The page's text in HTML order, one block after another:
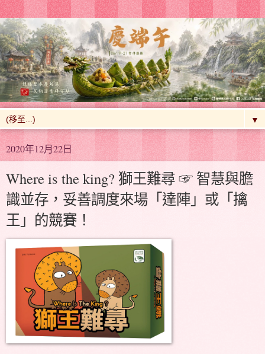
▼
2020年12月22日
Where is the king? 獅王難尋 ☞ 智慧與膽
識並存，妥善調度來場「達陣」或「擒
王」的競賽！